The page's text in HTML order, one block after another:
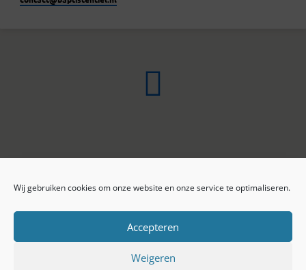
Wij gebruiken cookies om onze website en onze service te optimaliseren.
Accepteren
Weigeren
ONLINE ARCHIEF
Privacy beleid